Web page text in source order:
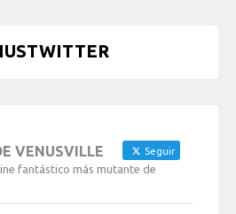
VENUSVILLE Seguir
fantástico más mutante de